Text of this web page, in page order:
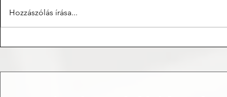
Hozzászólás írása...